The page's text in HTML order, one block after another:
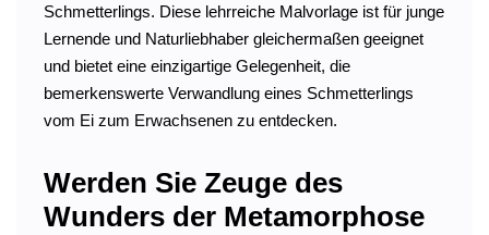
Schmetterlings. Diese lehrreiche Malvorlage ist für junge
Lernende und Naturliebhaber gleichermaßen geeignet
und bietet eine einzigartige Gelegenheit, die
bemerkenswerte Verwandlung eines Schmetterlings
vom Ei zum Erwachsenen zu entdecken.
Werden Sie Zeuge des
Wunders der Metamorphose